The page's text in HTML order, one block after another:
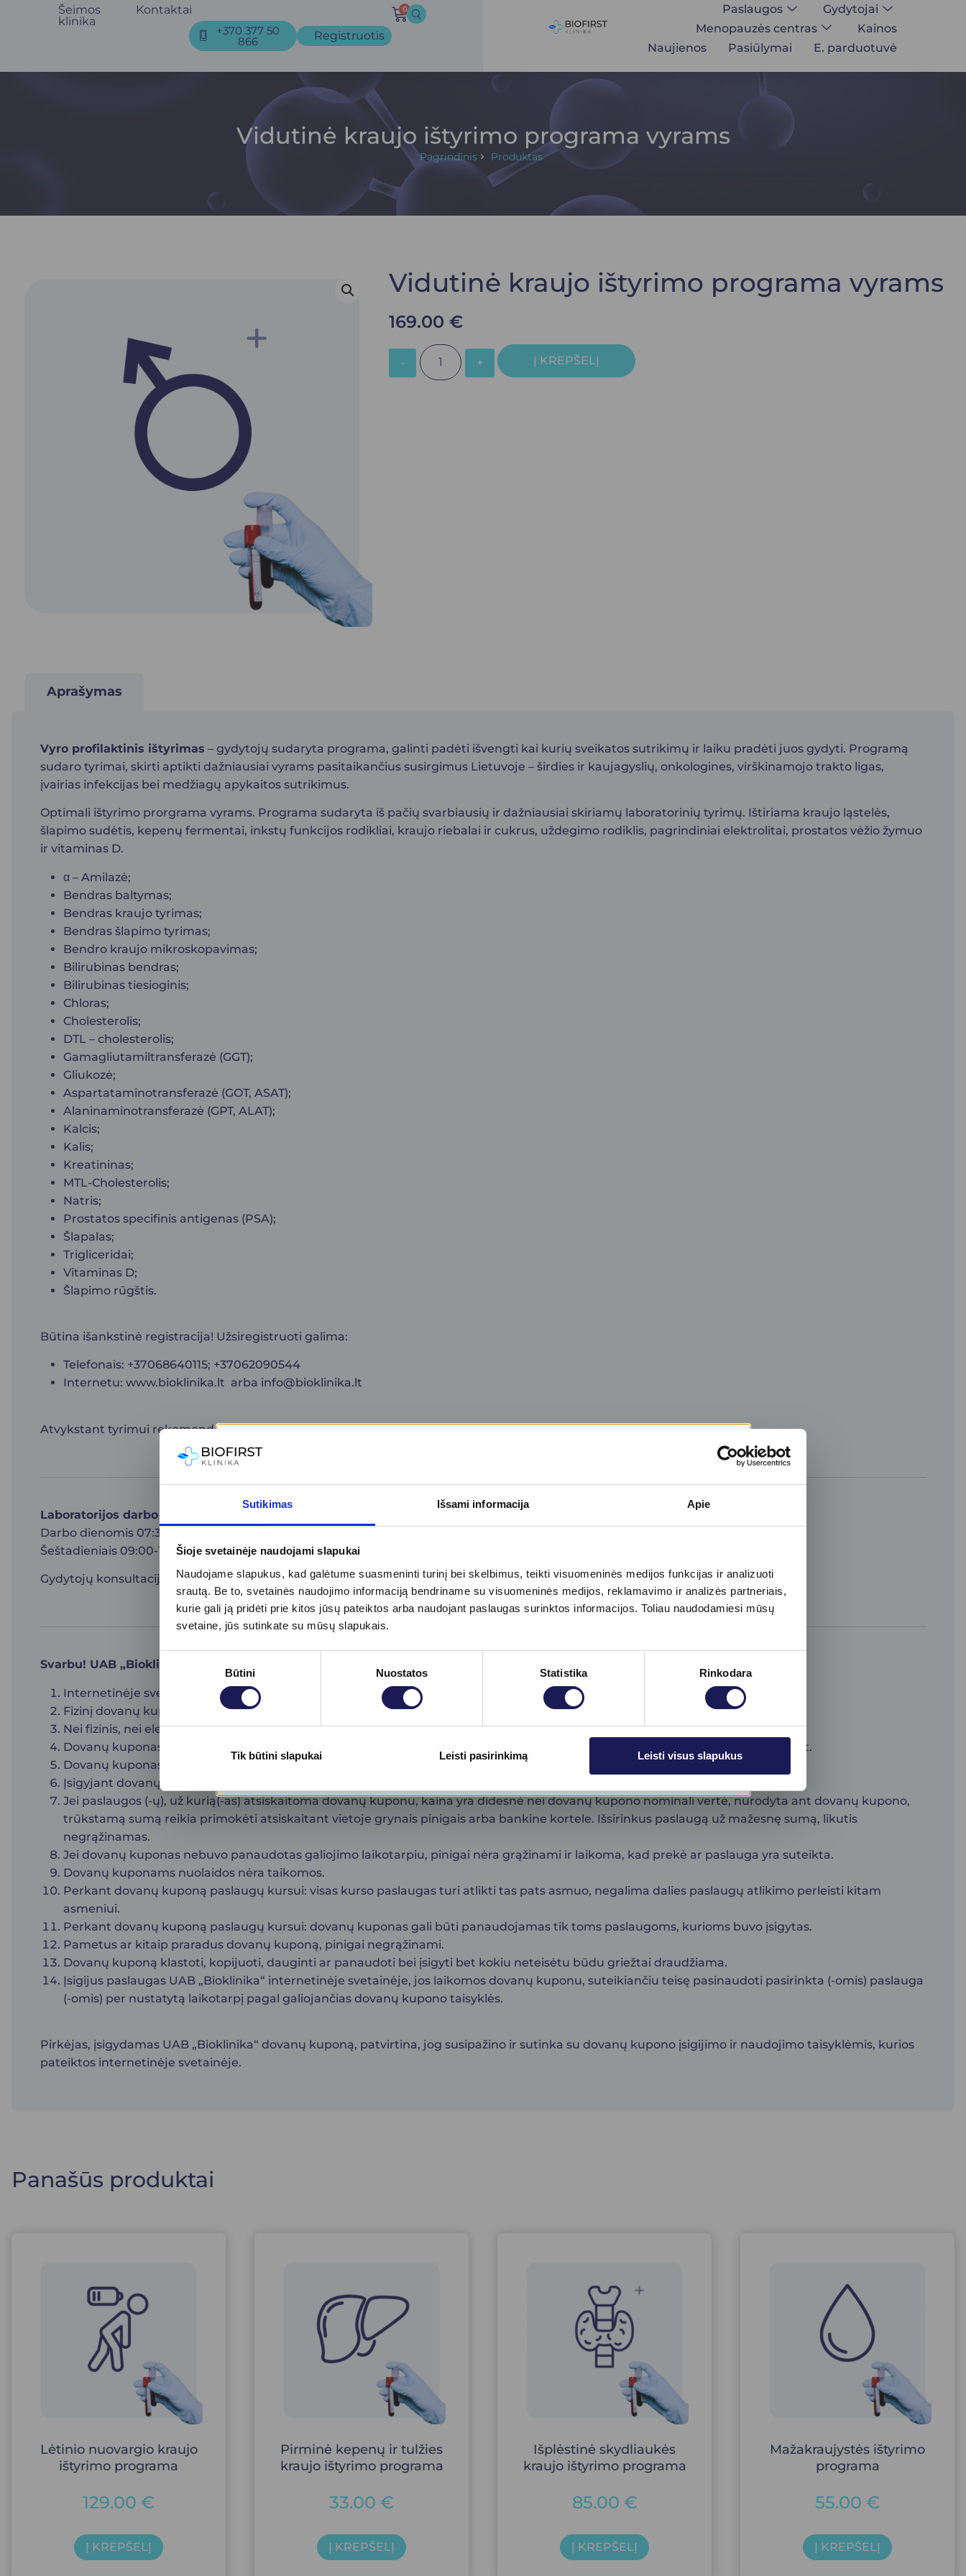
Sutikimas Išsami informacija Apie
Šioje svetainėje naudojami slapukai
Naudojame slapukus, kad galėtume suasmeninti turinį bei skelbimus, teikti visuomeninės medijos funkcijas ir analizuoti
srautą. Be to, svetainės naudojimo informaciją bendriname su visuomeninės medijos, reklamavimo ir analizės partneriais,
kurie gali ją pridėti prie kitos jūsų pateiktos arba naudojant paslaugas surinktos informacijos. Toliau naudodamiesi mūsų
svetaine, jūs sutinkate su mūsų slapukais.
Būtini Nuostatos Statistika Rinkodara
Tik būtini slapukai Leisti pasirinkimą Leisti visus slapukus
Šeimos
klinika
Kontaktai
+370 377 50
866 Registruotis
0 Paslaugos
Gydytojai
Menopauzės centras
Kainos
Naujienos
Pasiūlymai E. parduotuvė
Vidutinė kraujo ištyrimo programa vyrams
Pagrindinis Produktas
Vidutinė kraujo ištyrimo programa vyrams
169.00 €
Į KREPŠELĮ
Aprašymas
Vyro profilaktinis ištyrimas – gydytojų sudaryta programa, galinti padėti išvengti kai kurių sveikatos sutrikimų ir laiku pradėti juos gydyti. Programą
sudaro tyrimai, skirti aptikti dažniausiai vyrams pasitaikančius susirgimus Lietuvoje – širdies ir kaujagyslių, onkologines, virškinamojo trakto ligas,
įvairias infekcijas bei medžiagų apykaitos sutrikimus.
Optimali ištyrimo prorgrama vyrams. Programa sudaryta iš pačių svarbiausių ir dažniausiai skiriamų laboratorinių tyrimų. Ištiriama kraujo ląstelės,
šlapimo sudėtis, kepenų fermentai, inkstų funkcijos rodikliai, kraujo riebalai ir cukrus, uždegimo rodiklis, pagrindiniai elektrolitai, prostatos vėžio žymuo
ir vitaminas D.
α – Amilazė;
Bendras baltymas;
Bendras kraujo tyrimas;
Bendras šlapimo tyrimas;
Bendro kraujo mikroskopavimas;
Bilirubinas bendras;
Bilirubinas tiesioginis;
Chloras;
Cholesterolis;
DTL – cholesterolis;
Gamagliutamiltransferazė (GGT);
Gliukozė;
Aspartataminotransferazė (GOT, ASAT);
Alaninaminotransferazė (GPT, ALAT);
Kalcis;
Kalis;
Kreatininas;
MTL-Cholesterolis;
Natris;
Prostatos specifinis antigenas (PSA);
Šlapalas;
Trigliceridai;
Vitaminas D;
Šlapimo rūgštis.
Būtina išankstinė registracija! Užsiregistruoti galima:
Telefonais: +37068640115; +37062090544
Internetu: www.bioklinika.lt arba info@bioklinika.lt
Atvykstant tyrimui rekomenduojama nieko nevalgyti 8-12 val., galima gerti tik negazuotą vandenį.
Laboratorijos darbo laikas:
Darbo dienomis 07:30-17:30
Šeštadieniais 09:00-14:00
Gydytojų konsultacijų kaina nėra įskaičiuota į tyrimų kainą.
Svarbu! UAB „Bioklinika“ dovanų kuponų taisyklės
Internetinėje svetainėje įsigytas dovanų kuponas yra elektroninis, kuris atsiunčiamas į el. paštą, kurį nurodėte pirkimo metu.
Fizinį dovanų kuponą galite įsigyti UAB „Bioklinika“ (BIOFIRST klinika, Studentų g. 37, Kaunas).
Nei fizinis, nei elektroninis dovanų kuponas nėra keičiamas į pinigus ar grąžinamas.
Dovanų kuponas galioja UAB „Bioklinika“ (BIOFIRST klinika, Studentų g. 37, Kaunas) teikiamoms paslaugoms –
www.bioklinika.lt.
Dovanų kuponas galioja 3 mėn. nuo įsigijimo datos (įsigijant procedūrų kursus dovanų kuponas galioja 6 mėn.).
Įsigyjant dovanų kuponą, PVM sąskaita faktūra nėra išrašoma.
Jei paslaugos (-ų), už kurią(-as) atsiskaitoma dovanų kuponu, kaina yra didesnė nei dovanų kupono nominali vertė, nurodyta ant dovanų kupono,
trūkstamą sumą reikia primokėti atsiskaitant vietoje grynais pinigais arba bankine kortele. Išsirinkus paslaugą už mažesnę sumą, likutis
negrąžinamas.
Jei dovanų kuponas nebuvo panaudotas galiojimo laikotarpiu, pinigai nėra grąžinami ir laikoma, kad prekė ar paslauga yra suteikta.
Dovanų kuponams nuolaidos nėra taikomos.
Perkant dovanų kuponą paslaugų kursui: visas kurso paslaugas turi atlikti tas pats asmuo, negalima dalies paslaugų atlikimo perleisti kitam
asmeniui.
Perkant dovanų kuponą paslaugų kursui: dovanų kuponas gali būti panaudojamas tik toms paslaugoms, kurioms buvo įsigytas.
Pametus ar kitaip praradus dovanų kuponą, pinigai negrąžinami.
Dovanų kuponą klastoti, kopijuoti, dauginti ar panaudoti bei įsigyti bet kokiu neteisėtu būdu griežtai draudžiama.
Įsigijus paslaugas UAB „Bioklinika“ internetinėje svetainėje, jos laikomos dovanų kuponu, suteikiančiu teisę pasinaudoti pasirinkta (-omis) paslauga
(-omis) per nustatytą laikotarpį pagal galiojančias dovanų kupono taisyklės.
Pirkėjas, įsigydamas UAB „Bioklinika“ dovanų kuponą, patvirtina, jog susipažino ir sutinka su dovanų kupono įsigijimo ir naudojimo taisyklėmis, kurios
pateiktos internetinėje svetainėje.
Panašūs produktai
Lėtinio nuovargio kraujo
ištyrimo programa
129.00 €
Į KREPŠELĮ
Pirminė kepenų ir tulžies
kraujo ištyrimo programa
33.00 €
Į KREPŠELĮ
Išplėstinė skydliaukės
kraujo ištyrimo programa
85.00 €
Į KREPŠELĮ
Mažakraujystės ištyrimo
programa
55.00 €
Į KREPŠELĮ